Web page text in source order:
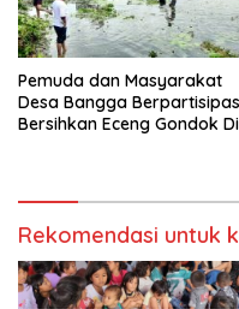
Pemuda dan Masyarakat
Desa Bangga
Bersihkan Eceng Gondok Di
Rekomendasi untuk